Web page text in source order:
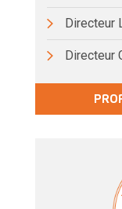
Directeur
Directeur